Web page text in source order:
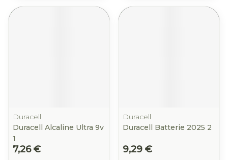
Duracell
Duracell Alcaline Ultra 9v
1
7,26 €
Duracell
Duracell Batterie 2025 2
9,29 €